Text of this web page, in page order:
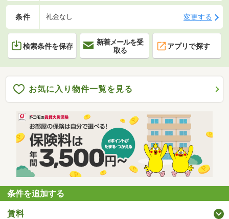
条件 礼金なし 変更する
検索条件を保存
新着メールを受
取る
アプリで探す
お気に入り物件一覧を見る
条件を追加する
賃料